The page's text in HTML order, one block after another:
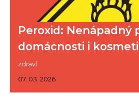
Peroxid: Nenápadný
domácnosti i
zdraví
07. 03. 2026